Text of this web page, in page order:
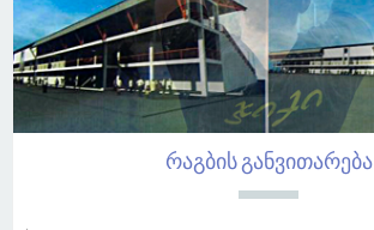
რაგბის განვითარება